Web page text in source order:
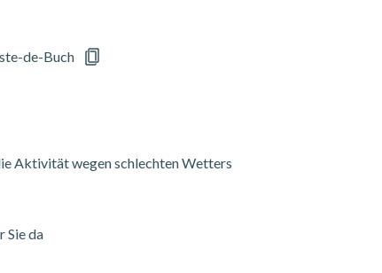
de-Buch
Aktivität wegen schlechten Wetters
Sie da